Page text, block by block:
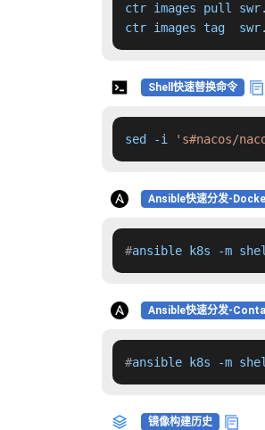
ctr images pull
ctr images tag
Shell快速替换命令
sed -i 's#nacos/
Ansible快速分发-
#ansible k8s -m
Ansible快速分发-
#ansible k8s -m
镜像构建历史